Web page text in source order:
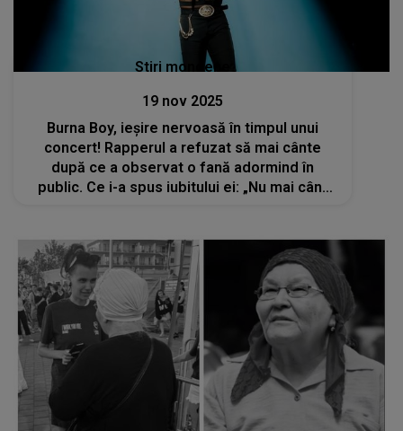
Stiri mondene
19 nov 2025
Burna Boy, ieșire nervoasă în timpul unui
concert! Rapperul a refuzat să mai cânte
după ce a observat o fană adormind în
public. Ce i-a spus iubitului ei: „Nu mai cânt